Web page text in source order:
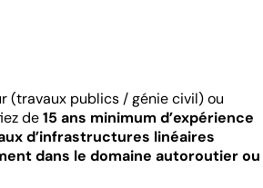
(travaux publics / génie civil) ou
de15 ans minimum d’expérience
d’infrastructures linéaires
dans le domaine autoroutier ou